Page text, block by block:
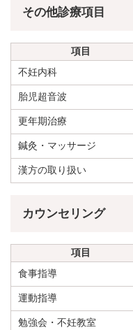
その他診療項目
項目
不妊内科
胎児超音波
更年期治療
鍼灸・マッサージ
漢方の取り扱い
カウンセリング
項目
食事指導
運動指導
勉強会・不妊教室